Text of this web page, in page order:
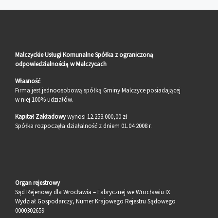
Malczyckie Usługi Komunalne Spółka z ograniczoną
odpowiedzialnością w Malczycach
Własność
Firma jest jednoosobową spółką Gminy Malczyce posiadającej
w niej 100% udziałów.
Kapitał Zakładowywynosi 12.253.000,00 zł
Spółka rozpoczęła działalność z dniem 01.04.2008 r.
Organ rejestrowy
Sąd Rejenowy dla Wrocławia – Fabrycznej we Wrocławiu IX
Wydział Gospodarczy, Numer Krajowego Rejestru Sądowego
0000302659